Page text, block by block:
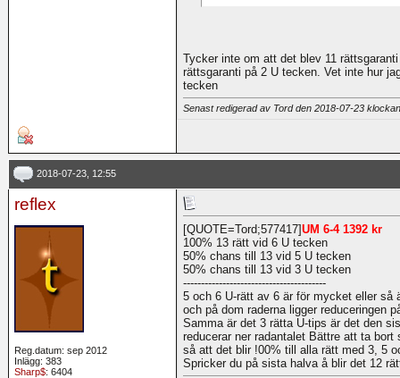
Tycker inte om att det blev 11
rättsgaranti på 2 U tecken. Vet inte hur
tecken
Senast redigerad av Tord den 2018-07-23
2018-07-23, 12:55
reflex
Reg.datum: sep 2012
Inlägg: 383
Sharp$: 6404
[QUOTE=Tord;577417]UM 6-4 1392 kr
100% 13 rätt vid 6 U tecken
50% chans till 13 vid 5 U tecken
50% chans till 13 vid 3 U tecken
----------------------------------------
5 och 6 U-rätt av 6 är för mycket eller så
och på dom raderna ligger reduceringen
Samma är det 3 rätta U-tips är det den
reducerar ner radantalet Bättre att ta bort
så att det blir !00% till alla rätt med 3, 5
Spricker du på sista halva å blir det 12